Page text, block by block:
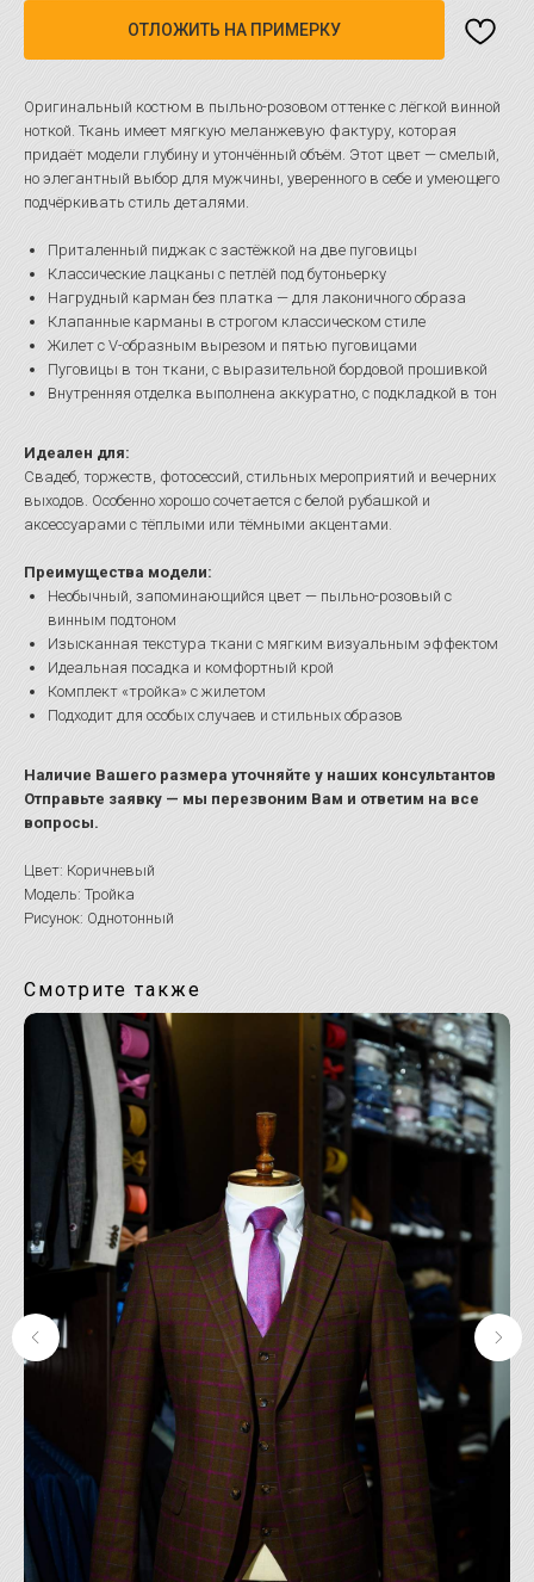
ОТЛОЖИТЬ НА ПРИМЕРКУ
Оригинальный костюм в пыльно-розовом оттенке с лёгкой винной
ноткой. Ткань имеет мягкую меланжевую фактуру, которая
придаёт модели глубину и утончённый объём. Этот цвет — смелый,
но элегантный выбор для мужчины, уверенного в себе и умеющего
подчёркивать стиль деталями.
Приталенный пиджак с застёжкой на две пуговицы
Классические лацканы с петлёй под бутоньерку
Нагрудный карман без платка — для лаконичного образа
Клапанные карманы в строгом классическом стиле
Жилет с V-образным вырезом и пятью пуговицами
Пуговицы в тон ткани, с выразительной бордовой прошивкой
Внутренняя отделка выполнена аккуратно, с подкладкой в тон
Идеален для:
Свадеб, торжеств, фотосессий, стильных мероприятий и вечерних
выходов. Особенно хорошо сочетается с белой рубашкой и
аксессуарами с тёплыми или тёмными акцентами.
Преимущества модели:
Необычный, запоминающийся цвет — пыльно-розовый с
винным подтоном
Изысканная текстура ткани с мягким визуальным эффектом
Идеальная посадка и комфортный крой
Комплект «тройка» с жилетом
Подходит для особых случаев и стильных образов
Наличие Вашего размера уточняйте у наших консультантов
Отправьте заявку — мы перезвоним Вам и ответим на все
вопросы.
Цвет: Коричневый
Модель: Тройка
Рисунок: Однотонный
Смотрите также